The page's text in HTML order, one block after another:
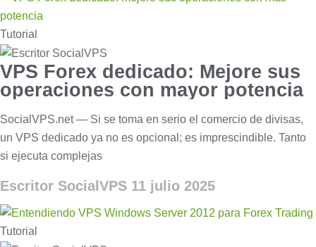
Tutorial
VPS Forex dedicado: Mejore sus
operaciones con mayor potencia
SocialVPS.net — Si se toma en serio el comercio de divisas,
un VPS dedicado ya no es opcional; es imprescindible. Tanto
si ejecuta complejas
Escritor SocialVPS 11 julio 2025
Tutorial